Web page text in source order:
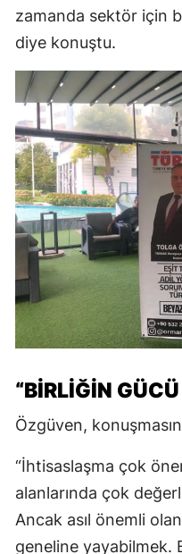
zamanda sektör için
diye konuştu.
“BİRLİĞİN
Özgüven,
“İhtisaslaşma çok
alanlarında çok
Ancak asıl önemli
geneline yayabilmek.